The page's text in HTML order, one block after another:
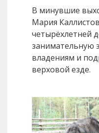
В минувшие
Мария
четырёхлетней
занимательную
владениям и
верховой езде.